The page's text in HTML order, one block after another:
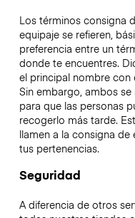
Los términos consigna
equipaje se refieren,
preferencia entre un
donde te encuentres.
el principal nombre con
Sin embargo, ambos
para que las personas
recogerlo más tarde.
llamen a la consigna de
tus pertenencias.
Seguridad
A diferencia de otros